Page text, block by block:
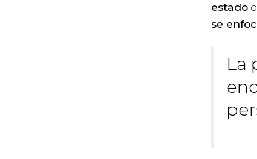
estado
se
La